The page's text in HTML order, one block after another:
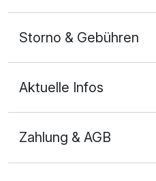
Storno & Gebühren
Aktuelle Infos
Zahlung & AGB